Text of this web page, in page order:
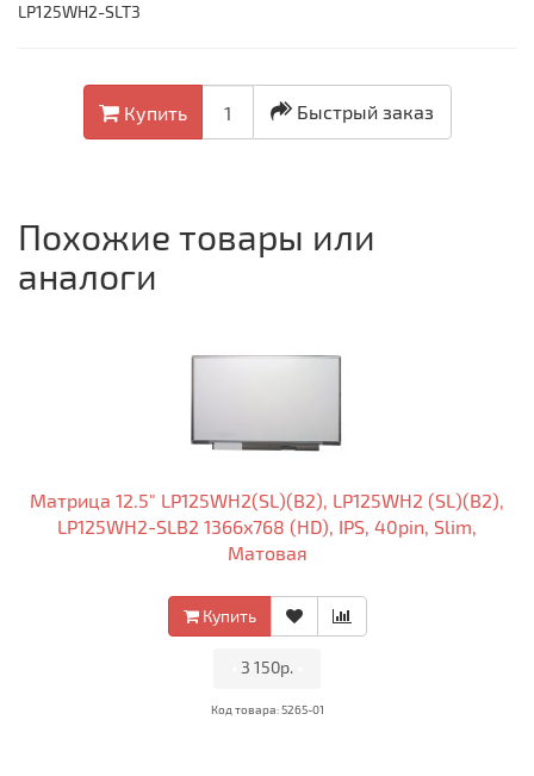
LP125WH2-SLT3
Купить Быстрый заказ
Похожие товары или
аналоги
Матрица 12.5" LP125WH2(SL)(B2), LP125WH2 (SL)(B2),
LP125WH2-SLB2 1366x768 (HD), IPS, 40pin, Slim,
Матовая
Купить
3 150р.
Код товара: 5265-01